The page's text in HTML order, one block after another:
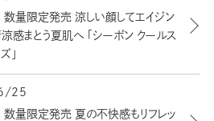
量限定発売 涼しい顔してエイジン
感まとう夏肌へ 「シーボン クールス
」
25
量限定発売 夏の不快感もリフレッ